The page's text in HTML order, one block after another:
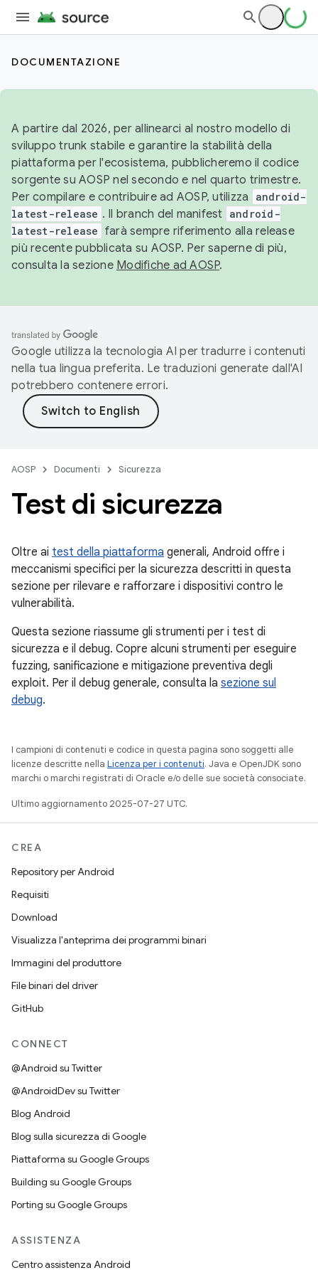
DOCUMENTAZIONE
A partire dal 2026, per allinearci al nostro modello di
sviluppo trunk stabile e garantire la stabilità della
piattaforma per l'ecosistema, pubblicheremo il codice
sorgente su AOSP nel secondo e nel quarto trimestre.
Per compilare e contribuire ad AOSP, utilizza
android-
latest-release . Il branch del manifest android-
latest-release farà sempre riferimento alla release
più recente pubblicata su AOSP. Per saperne di più,
consulta la sezione Modifiche ad AOSP.
Google utilizza la tecnologia AI per tradurre i contenuti
nella tua lingua preferita. Le traduzioni generate dall'AI
potrebbero contenere errori.
AOSP Documenti Sicurezza
Test di sicurezza
Oltre ai test della piattaforma generali, Android offre i
meccanismi specifici per la sicurezza descritti in questa
sezione per rilevare e rafforzare i dispositivi contro le
vulnerabilità.
Questa sezione riassume gli strumenti per i test di
sicurezza e il debug. Copre alcuni strumenti per eseguire
fuzzing, sanificazione e mitigazione preventiva degli
exploit. Per il debug generale, consulta la sezione sul
debug.
I campioni di contenuti e codice in questa pagina sono soggetti alle
licenze descritte nella Licenza per i contenuti. Java e OpenJDK sono
marchi o marchi registrati di Oracle e/o delle sue società consociate.
Ultimo aggiornamento 2025-07-27 UTC.
CREA
Repository per Android
Requisiti
Download
Visualizza l'anteprima dei programmi binari
Immagini del produttore
File binari del driver
GitHub
CONNECT
@Android su Twitter
@AndroidDev su Twitter
Blog Android
Blog sulla sicurezza di Google
Piattaforma su Google Groups
Building su Google Groups
Porting su Google Groups
ASSISTENZA
Centro assistenza Android